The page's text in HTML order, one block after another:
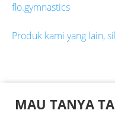
flo.gymnastics
Produk kami yang lain,
MAU TANYA